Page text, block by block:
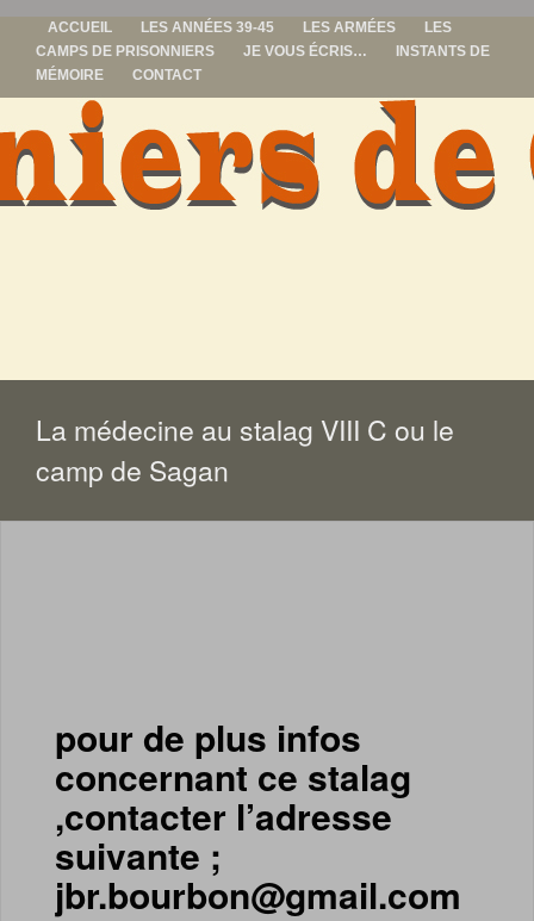
ACCUEIL LES ANNÉES 39-45 LES ARMÉES
LES
CAMPS DE PRISONNIERS
JE VOUS ÉCRIS…
INSTANTS DE
MÉMOIRE
CONTACT
prisonniers de
La médecine au stalag VIII C ou le
camp de Sagan
pour de plus infos
concernant ce stalag
,contacter l’adresse
suivante ;
jbr.bourbon@gmail.com